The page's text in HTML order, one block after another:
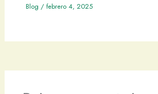
Blog / febrero 4, 2025